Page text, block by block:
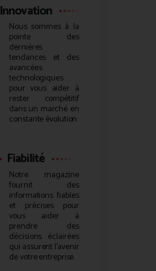
Innovation
Nous sommes à la
pointe des
dernières
tendances et des
avancées
technologiques
pour vous aider à
rester compétitif
dans un marché en
constante évolution.
Fiabilité
Notre magazine
fournit des
informations fiables
et précises pour
vous aider à
prendre des
décisions éclairées
qui assurent l’avenir
de votre entreprise.